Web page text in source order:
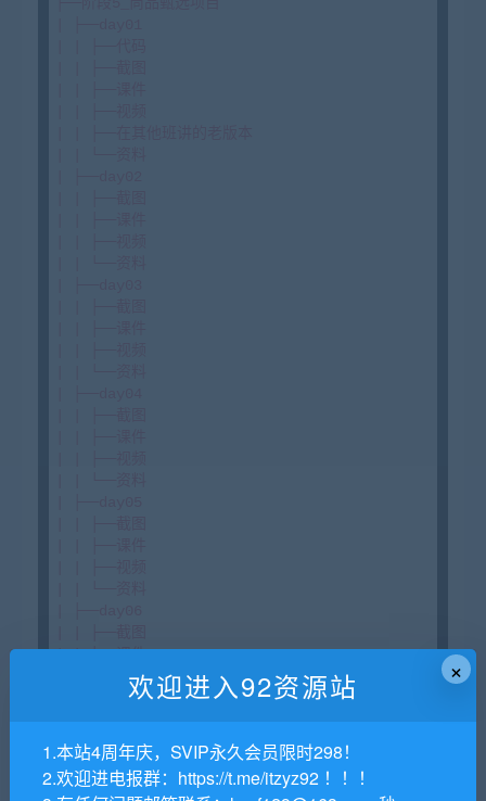
×
欢迎进入92资源站
1.本站4周年庆，SVIP永久会员限时298！
2.欢迎进电报群：https://t.me/itzyz92 ！！！